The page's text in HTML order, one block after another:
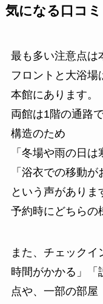
気になる口コ
最も多い注意点は
フロントと大浴場
本館にあります。
両館は1階の通路
構造のため
「冬場や雨の日は
「浴衣での移動が
という声がありま
予約時にどちらの
また、チェック
時間がかかる」「
点や、一部の部屋